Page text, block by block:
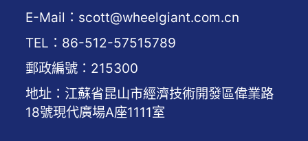
E-Mail：scott@wheelgiant.com.cn
TEL：86-512-57515789
郵政編號：215300
地址：江蘇省昆山市經濟技術開發區偉業路
18號現代廣場A座1111室